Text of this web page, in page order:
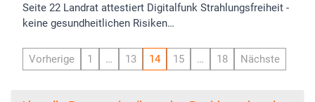
Seite 22 Landrat attestiert Digitalfunk Strahlungsfreiheit -
keine gesundheitlichen Risiken…
Vorherige 1 … 13 14 15 … 18 Nächste